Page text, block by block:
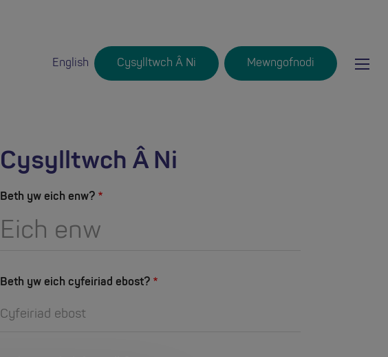
English
Login
Cysylltwch Â Ni Mewngofnodi
Cysylltwch Â Ni
Beth yw eich enw?
Beth yw eich cyfeiriad ebost?